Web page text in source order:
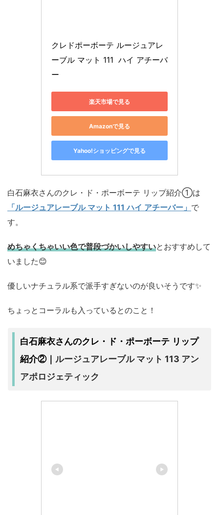
クレドポーボーテ ルージュアレ
ーブル マット 111  ハイ アチーバ
ー
楽天市場で見る
Amazonで見る
Yahoo!ショッピングで見る
白石麻衣さんのクレ・ド・ポーボーテ リップ紹介①は
「ルージュアレーブル マット 111 ハイ アチーバー」 で
す。
めちゃくちゃいい色で普段づかいしやすいとおすすめして
いました😊
優しいナチュラル系で派手すぎないのが良いそうです✨
ちょっとコーラルも入っているとのこと！
白石麻衣さんのクレ・ド・ポーボーテ リップ
紹介②｜ルージュアレーブル マット 113 アン
アポロジェティック